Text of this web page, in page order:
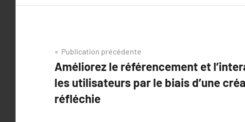
Navigation
de
l’article
Publication précédente
Améliorez le référencement et
les utilisateurs par le biais d’une
réfléchie